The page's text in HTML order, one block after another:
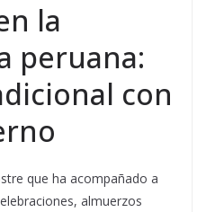
la
peruana:
con
que ha acompañado a
almuerzos